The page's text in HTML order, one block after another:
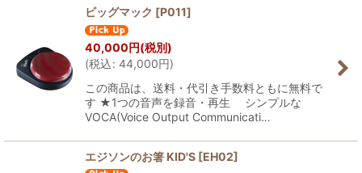
ビッグマック [P011]
40,000円(税別)
(税込: 44,000円)
この商品は、送料・代引き手数料ともに無料で
す ★1つの音声を録音・再生 シンプルな
VOCA(Voice Output Communicati…
エジソンのお箸 KID'S [EH02]